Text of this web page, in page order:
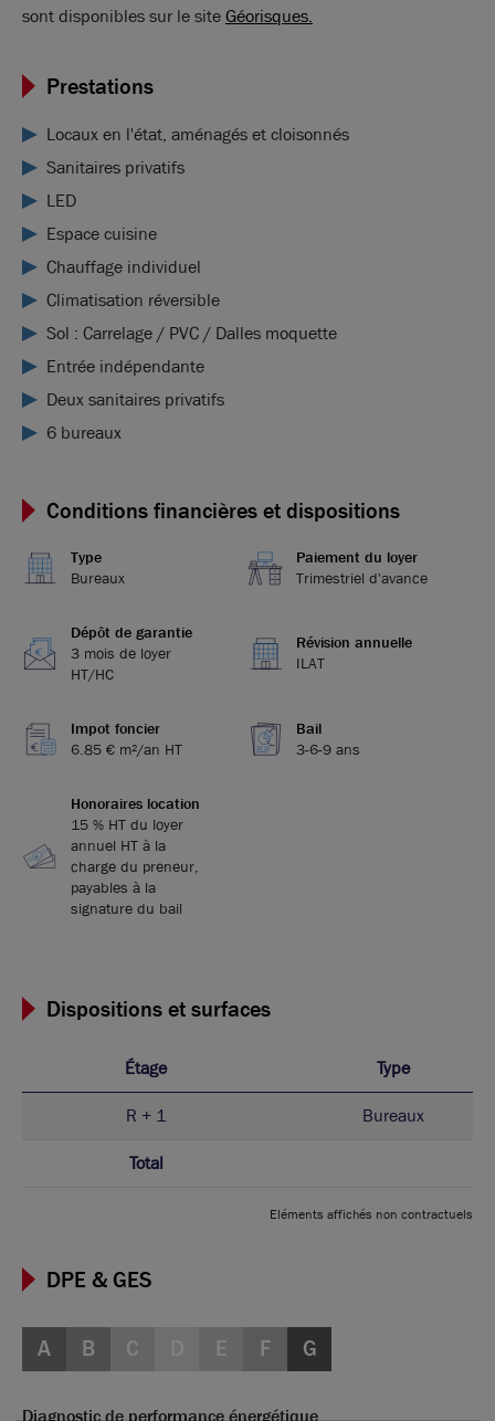
sont disponibles sur le siteGéorisques.
Prestations
Locaux en l'état, aménagés et cloisonnés
Sanitaires privatifs
LED
Espace cuisine
Chauffage individuel
Climatisation réversible
Sol : Carrelage / PVC / Dalles moquette
Entrée indépendante
Deux sanitaires privatifs
6 bureaux
Conditions financières et dispositions
Type
Bureaux
Paiement du loyer
Trimestriel d'avance
Dépôt de garantie
3 mois de loyer
HT/HC
Révision annuelle
ILAT
Impot foncier
6.85 € m²/an HT
Bail
3-6-9 ans
Honoraires location
15 % HT du loyer
annuel HT à la
charge du preneur,
payables à la
signature du bail
Dispositions et surfaces
Étage Type
R + 1 Bureaux
Total
Eléments affichés non contractuels
DPE & GES
A B C E F G
Diagnostic de performance énergétique